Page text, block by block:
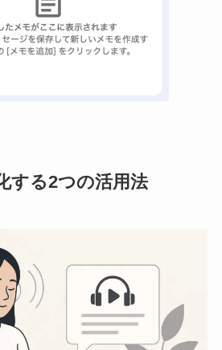
する2つの活用法